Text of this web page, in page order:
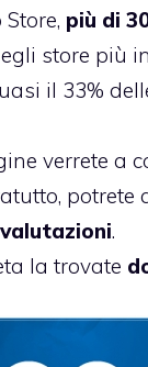
più di
store più
il 33%
verrete
.
la trovate